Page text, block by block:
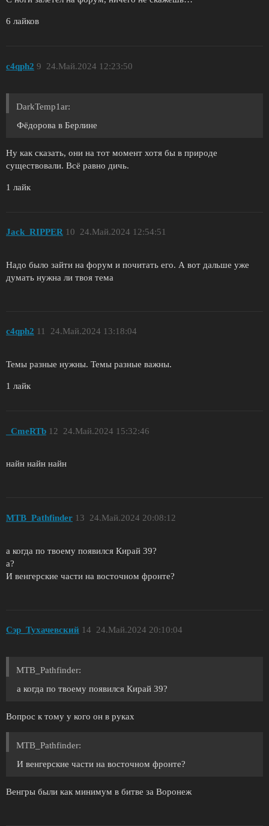
6 лайков
c4qph2 24.Май.2024 12:23:50
9
DarkTemp1ar:
Фёдорова в Берлине
Ну как сказать, они на тот момент хотя бы в природе
существовали. Всё равно дичь.
1 лайк
Jack_RIPPER 24.Май.2024 12:54:51
10
Надо было зайти на форум и почитать его. А вот дальше уже
думать нужна ли твоя тема
c4qph2 24.Май.2024 13:18:04
11
Темы разные нужны. Темы разные важны.
1 лайк
_CmeRTb 24.Май.2024 15:32:46
12
найн найн найн
MTB_Pathfinder 24.Май.2024 20:08:12
13
а когда по твоему появился Кирай 39?
а?
И венгерские части на восточном фронте?
Сэр_Тухачевский 24.Май.2024 20:10:04
14
MTB_Pathfinder:
а когда по твоему появился Кирай 39?
Вопрос к тому у кого он в руках
MTB_Pathfinder:
И венгерские части на восточном фронте?
Венгры были как минимум в битве за Воронеж